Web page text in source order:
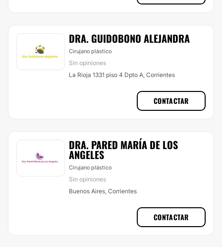
DRA. GUIDOBONO ALEJANDRA
Cirujano plástico
Sin opiniones
La Rioja 1331 piso 4 Dpto A, Corrientes
CONTACTAR
DRA. PARED MARÍA DE LOS
ANGELES
Cirujano plástico
Sin opiniones
Buenos Aires, Corrientes
CONTACTAR